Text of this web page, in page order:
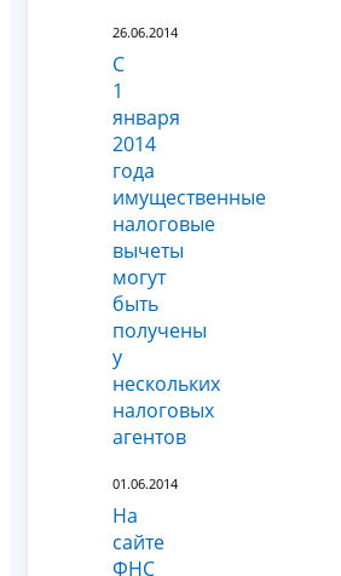
26.06.2014
С
1
января
2014
года
имущественные
налоговые
вычеты
могут
быть
получены
у
нескольких
налоговых
агентов
01.06.2014
На
сайте
ФНС